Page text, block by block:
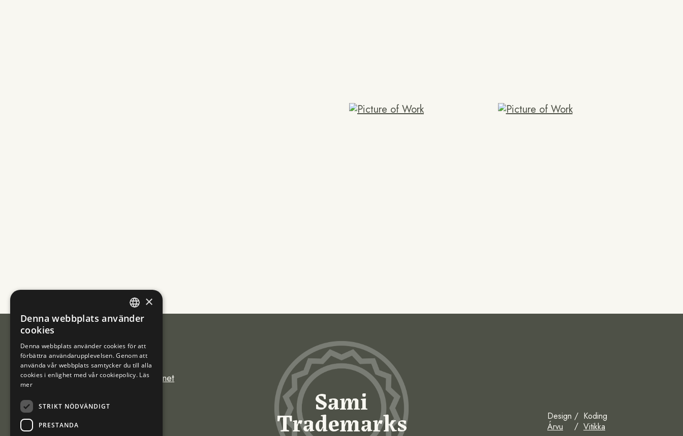
Sami
Trademarks
Sámiráđđi
saamicouncil@saamicouncil.net
Kárášjohka / Karasjok
Design
Árvu
Koding
Vitikka
ENGLISH
NORWEGIAN
FINNISH
×
Denna webbplats använder
cookies
Denna webbplats använder cookies för att
förbättra användarupplevelsen. Genom att
använda vår webbplats samtycker du till alla
cookies i enlighet med vår cookiepolicy. Läs
mer
STRIKT NÖDVÄNDIGT
PRESTANDA